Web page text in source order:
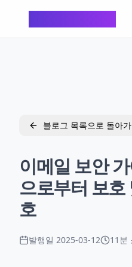
블로그 목록으로 돌아
이메일 보안
으로부터 보호
호
발행일 2025-03-12 11분